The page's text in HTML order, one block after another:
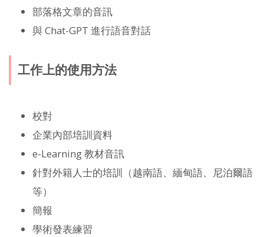
部落格文章的音訊
與 Chat-GPT 進行語音對話
工作上的使用方法
校對
企業內部培訓資料
e-Learning 教材音訊
針對外籍人士的培訓（越南語、緬甸語、尼泊爾語
等）
簡報
學術發表練習